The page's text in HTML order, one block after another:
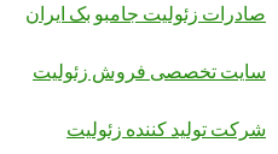
صادرات زئولیت جامبو بک ایران
سایت تخصصی فروش زئولیت
شرکت تولید کننده زئولیت